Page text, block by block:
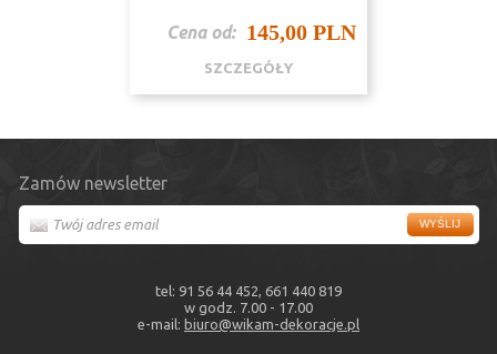
Cena od: 145,00 PLN
SZCZEGÓŁY
Zamów newsletter
tel: 91 56 44 452, 661 440 819
w godz. 7.00 - 17.00
e-mail: biuro@wikam-dekoracje.pl